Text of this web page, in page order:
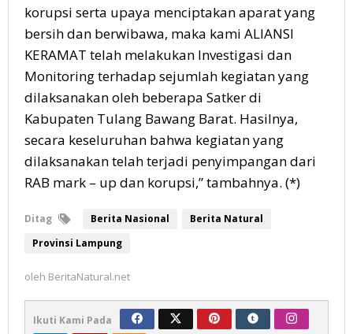
korupsi serta upaya menciptakan aparat yang
bersih dan berwibawa, maka kami ALIANSI
KERAMAT telah melakukan Investigasi dan
Monitoring terhadap sejumlah kegiatan yang
dilaksanakan oleh beberapa Satker di
Kabupaten Tulang Bawang Barat. Hasilnya,
secara keseluruhan bahwa kegiatan yang
dilaksanakan telah terjadi penyimpangan dari
RAB mark – up dan korupsi,” tambahnya. (*)
Ditag Berita Nasional
Berita Natural
Provinsi Lampung
oleh BeritaNatural.net
Ikuti Kami Pada